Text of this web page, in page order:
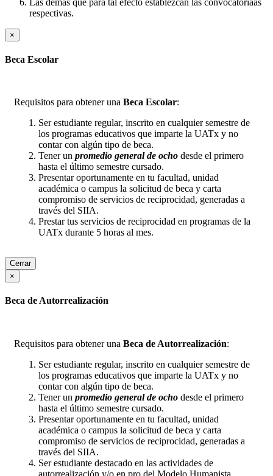
respectivas.
×
Beca Escolar
Requisitos para obtener una Beca Escolar:
Ser estudiante regular, inscrito en cualquier semestre de
los programas educativos que imparte la UATx y no
contar con algún tipo de beca.
Tener un promedio general de ocho desde el primero
hasta el último semestre cursado.
Presentar oportunamente en tu facultad, unidad
académica o campus la solicitud de beca y carta
compromiso de servicios de reciprocidad, generadas a
través del SIIA.
Prestar tus servicios de reciprocidad en programas de la
UATx durante 5 horas al mes.
Cerrar
×
Beca de Autorrealización
Requisitos para obtener una Beca de Autorrealización:
Ser estudiante regular, inscrito en cualquier semestre de
los programas educativos que imparte la UATx y no
contar con algún tipo de beca.
Tener un promedio general de ocho desde el primero
hasta el último semestre cursado.
Presentar oportunamente en tu facultad, unidad
académica o campus la solicitud de beca y carta
compromiso de servicios de reciprocidad, generadas a
través del SIIA.
Ser estudiante destacado en las actividades de
autorrealización y/o en pro del Modelo Humanista